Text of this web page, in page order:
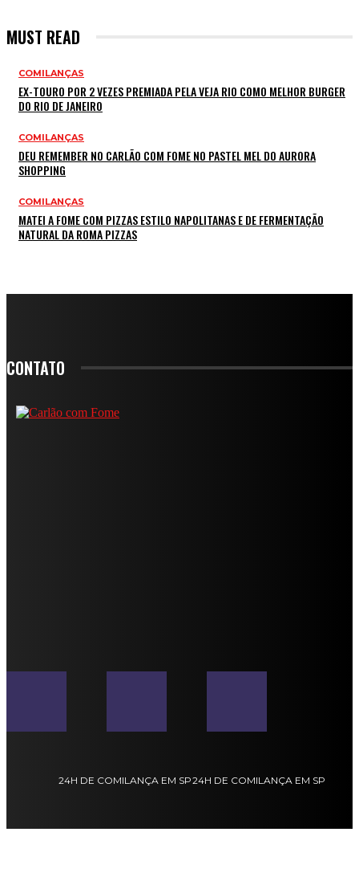
MUST READ
COMILANÇAS
EX-TOURO POR 2 VEZES PREMIADA PELA VEJA RIO COMO MELHOR BURGER
DO RIO DE JANEIRO
COMILANÇAS
DEU REMEMBER NO CARLÃO COM FOME NO PASTEL MEL DO AURORA
SHOPPING
COMILANÇAS
MATEI A FOME COM PIZZAS ESTILO NAPOLITANAS E DE FERMENTAÇÃO
NATURAL DA ROMA PIZZAS
CONTATO
24H DE COMILANÇA EM SP24H DE COMILANÇA EM SP